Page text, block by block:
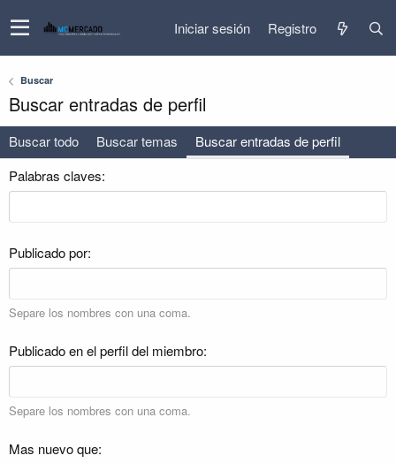
Iniciar sesión Registro
Buscar
Buscar entradas de perfil
Buscar todo Buscar temas
Buscar entradas de perfil
Palabras claves
Publicado por
Separe los nombres con una coma.
Publicado en el perfil del miembro
Separe los nombres con una coma.
Mas nuevo que